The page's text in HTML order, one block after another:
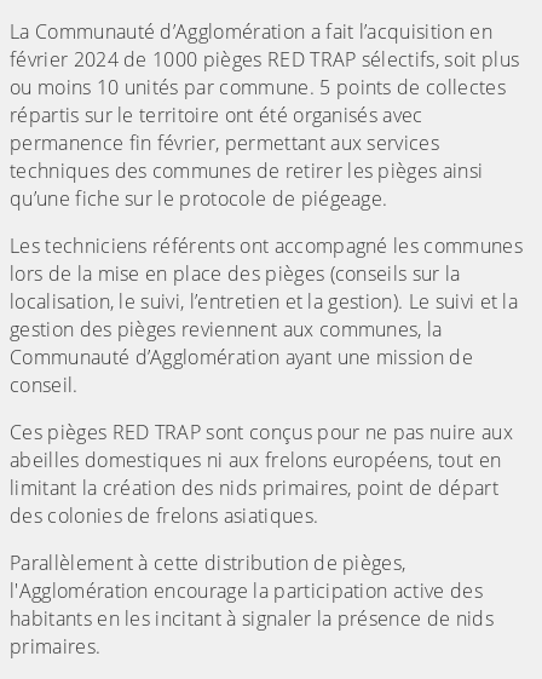
La Communauté d’Agglomération a fait l’acquisition en
février 2024 de 1000 pièges RED TRAP sélectifs, soit plus
ou moins 10 unités par commune. 5 points de collectes
répartis sur le territoire ont été organisés avec
permanence fin février, permettant aux services
techniques des communes de retirer les pièges ainsi
qu’une fiche sur le protocole de piégeage.
Les techniciens référents ont accompagné les communes
lors de la mise en place des pièges (conseils sur la
localisation, le suivi, l’entretien et la gestion). Le suivi et la
gestion des pièges reviennent aux communes, la
Communauté d’Agglomération ayant une mission de
conseil.
Ces pièges RED TRAP sont conçus pour ne pas nuire aux
abeilles domestiques ni aux frelons européens, tout en
limitant la création des nids primaires, point de départ
des colonies de frelons asiatiques.
Parallèlement à cette distribution de pièges,
l'Agglomération encourage la participation active des
habitants en les incitant à signaler la présence de nids
primaires.